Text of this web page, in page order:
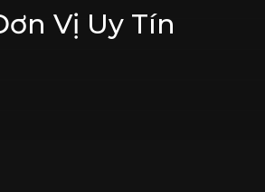
Vị Uy Tín